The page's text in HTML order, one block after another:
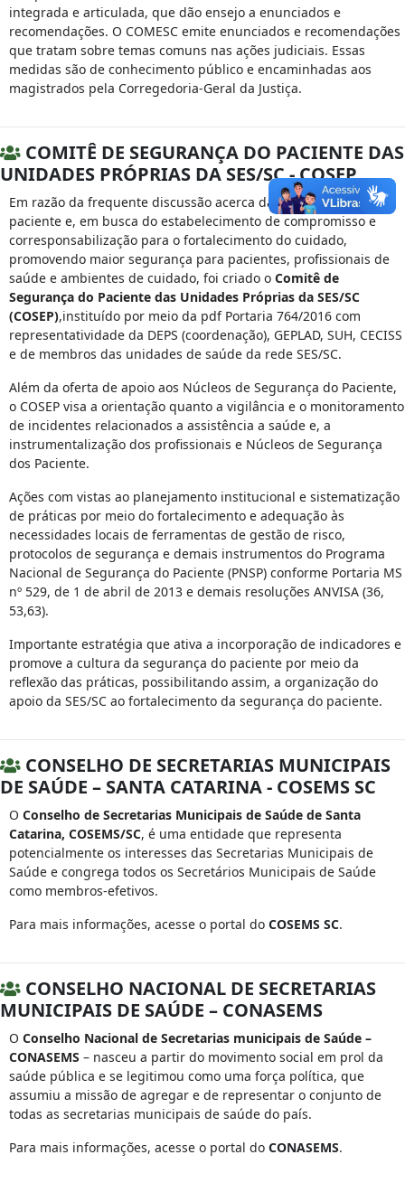
integrada e articulada, que dão ensejo a enunciados e
recomendações. O COMESC emite enunciados e recomendações
que tratam sobre temas comuns nas ações judiciais. Essas
medidas são de conhecimento público e encaminhadas aos
magistrados pela Corregedoria-Geral da Justiça.
COMITÊ DE SEGURANÇA DO PACIENTE DAS
UNIDADES PRÓPRIAS DA SES/SC - COSEP
Em razão da frequente discussão acerca da segurança do
paciente e, em busca do estabelecimento de compromisso e
corresponsabilização para o fortalecimento do cuidado,
promovendo maior segurança para pacientes, profissionais de
saúde e ambientes de cuidado, foi criado o Comitê de
Segurança do Paciente das Unidades Próprias da SES/SC
(COSEP),instituído por meio da pdf Portaria 764/2016 com
representatividade da DEPS (coordenação), GEPLAD, SUH, CECISS
e de membros das unidades de saúde da rede SES/SC.
Além da oferta de apoio aos Núcleos de Segurança do Paciente,
o COSEP visa a orientação quanto a vigilância e o monitoramento
de incidentes relacionados a assistência a saúde e, a
instrumentalização dos profissionais e Núcleos de Segurança
dos Paciente.
Ações com vistas ao planejamento institucional e sistematização
de práticas por meio do fortalecimento e adequação às
necessidades locais de ferramentas de gestão de risco,
protocolos de segurança e demais instrumentos do Programa
Nacional de Segurança do Paciente (PNSP) conforme Portaria MS
nº 529, de 1 de abril de 2013 e demais resoluções ANVISA (36,
53,63).
Importante estratégia que ativa a incorporação de indicadores e
promove a cultura da segurança do paciente por meio da
reflexão das práticas, possibilitando assim, a organização do
apoio da SES/SC ao fortalecimento da segurança do paciente.
CONSELHO DE SECRETARIAS MUNICIPAIS
DE SAÚDE – SANTA CATARINA - COSEMS SC
O Conselho de Secretarias Municipais de Saúde de Santa
Catarina, COSEMS/SC, é uma entidade que representa
potencialmente os interesses das Secretarias Municipais de
Saúde e congrega todos os Secretários Municipais de Saúde
como membros-efetivos.
Para mais informações, acesse o portal do COSEMS SC.
CONSELHO NACIONAL DE SECRETARIAS
MUNICIPAIS DE SAÚDE – CONASEMS
O Conselho Nacional de Secretarias municipais de Saúde –
CONASEMS – nasceu a partir do movimento social em prol da
saúde pública e se legitimou como uma força política, que
assumiu a missão de agregar e de representar o conjunto de
todas as secretarias municipais de saúde do país.
Para mais informações, acesse o portal do CONASEMS.